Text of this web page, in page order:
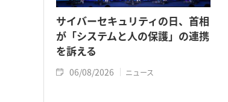
サイバーセキュリティの日、首相
が「システムと人の保護」の連携
を訴える
06/08/2026 ニュース